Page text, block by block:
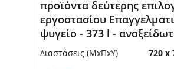
προϊόντα δεύτερης
εργοστασίου
ψυγείο - 373 l -
2 πόρτες - 4 ρόδες -
Royal Catering
Διαστάσεις (ΜxΠxΥ) 720 x